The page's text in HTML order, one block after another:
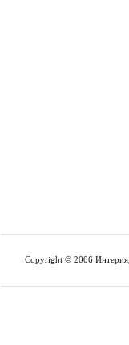
Copyright © 2006 Интерия,